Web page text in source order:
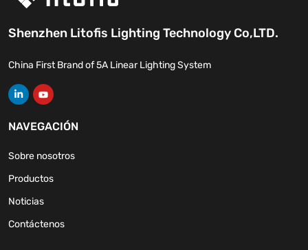
Shenzhen Litofis Lighting Technology Co,LTD.
China First Brand of 5A Linear Lighting System
NAVEGACIÓN
Sobre nosotros
Productos
Noticias
Contáctenos